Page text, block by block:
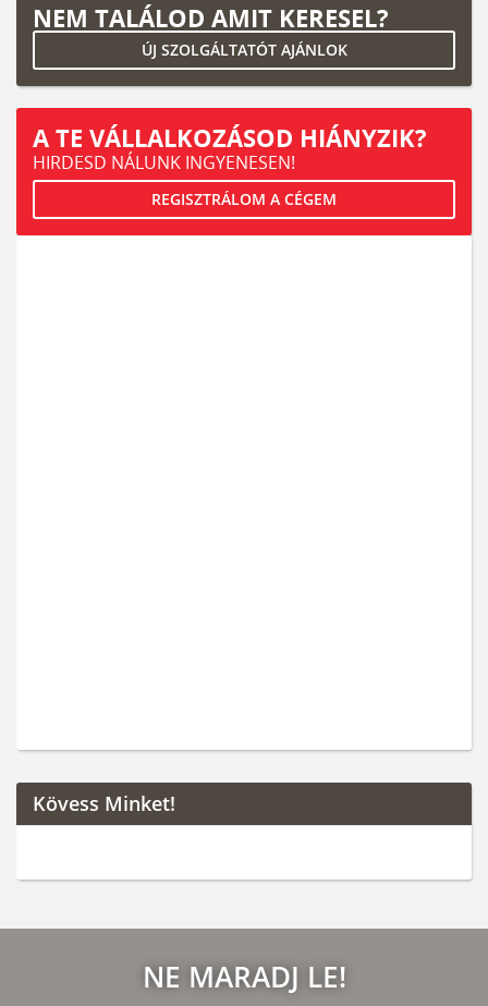
NEM TALÁLOD AMIT KERESEL?
ÚJ SZOLGÁLTATÓT AJÁNLOK
A TE VÁLLALKOZÁSOD HIÁNYZIK?
HIRDESD NÁLUNK INGYENESEN!
REGISZTRÁLOM A CÉGEM
Kövess Minket!
NE MARADJ LE!